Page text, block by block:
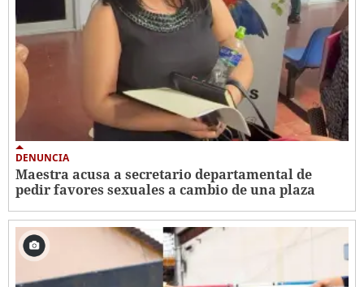
DENUNCIA
Maestra acusa a secretario departamental de
pedir favores sexuales a cambio de una plaza